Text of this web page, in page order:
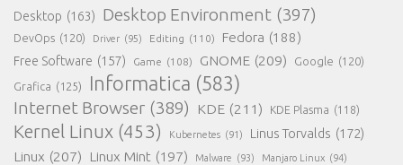
Desktop (163) Desktop Environment (397)
DevOps (120) Driver (95) Editing (110) Fedora (188)
Free Software (157) Game (108) GNOME (209) Google (120)
Grafica (125) Informatica (583)
Internet Browser (389) KDE (211) KDE Plasma (118)
Kernel Linux (453) Kubernetes (91) Linus Torvalds (172)
Linux (207) Linux Mint (197) Malware (93) Manjaro Linux (94)